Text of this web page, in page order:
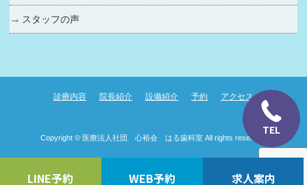
スタッフの声
TEL
LINE予約 WEB予約 求人案内
診療内容 院長紹介 設備紹介 予約 アクセス
Copyright © 医療法人社団 心裕会 はる歯科室All rights reserved.